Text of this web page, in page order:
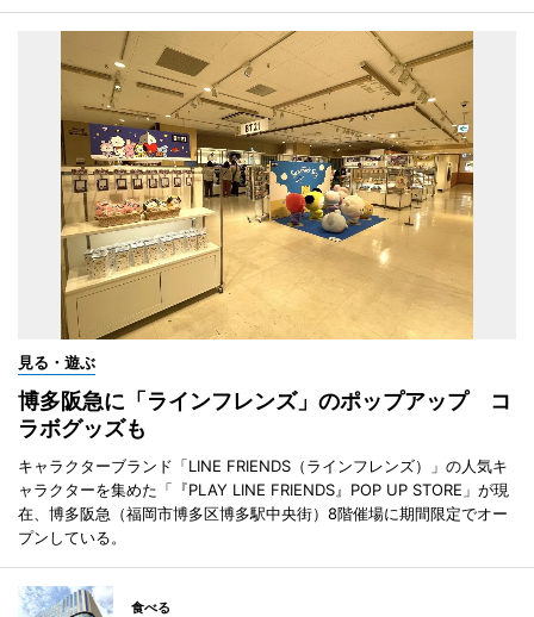
見る・遊ぶ
博多阪急に「ラインフレンズ」のポップアップ コ
ラボグッズも
キャラクターブランド「LINE FRIENDS（ラインフレンズ）」の人気キ
ャラクターを集めた「『PLAY LINE FRIENDS』POP UP STORE」が現
在、博多阪急（福岡市博多区博多駅中央街）8階催場に期間限定でオー
プンしている。
食べる